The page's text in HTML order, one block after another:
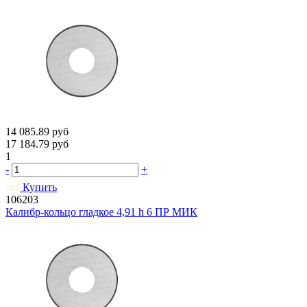
14 085.89 руб
17 184.79 руб
1
-
+
Купить
106203
Калибр-кольцо гладкое 4,91 h 6 ПР МИК